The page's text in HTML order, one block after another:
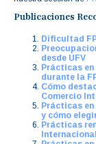
Publicaciones
Dificultad
desde UFV
Prácticas
durante la
Cómo
Comercio
Prácticas
y cómo
Prácticas